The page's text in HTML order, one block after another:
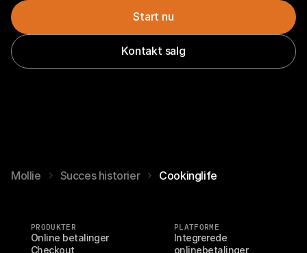
Start nu
Kontakt salg
Mollie Succes historier Cookinglife
PRODUKTER
Online betalinger
Checkout
PLATFORME
Integrerede
onlinebetalinger